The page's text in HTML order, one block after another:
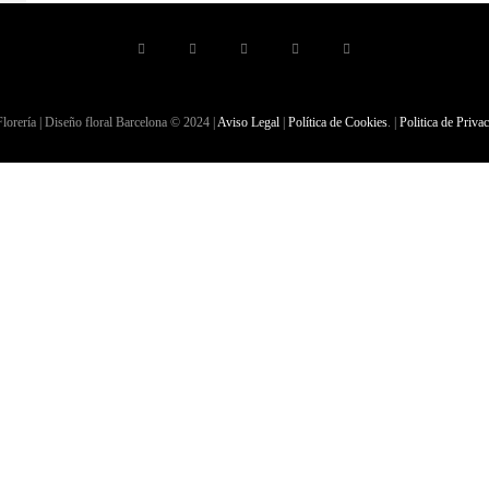
| Diseño floral Barcelona © 2024 | Aviso Legal| Política de Cookies. | Politica de